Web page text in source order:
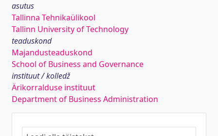
asutus
Tallinna Tehnikaülikool
Tallinn University of Technology
teaduskond
Majandusteaduskond
School of Business and Governance
instituut / kolledž
Ärikorralduse instituut
Department of Business Administration